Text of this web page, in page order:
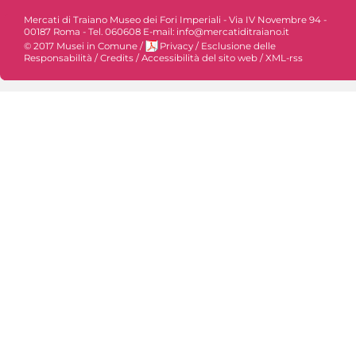
Mercati di Traiano Museo dei Fori Imperiali - Via IV Novembre 94 -
00187 Roma - Tel. 060608 E-mail: info@mercatiditraiano.it
© 2017 Musei in Comune / Privacy / Esclusione delle
Responsabilità / Credits / Accessibilità del sito web / XML-rss